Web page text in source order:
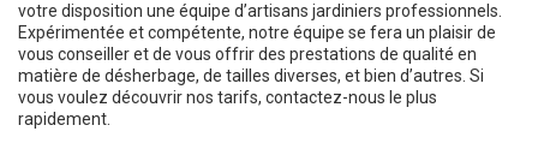
votre disposition une équipe d’artisans jardiniers professionnels.
Expérimentée et compétente, notre équipe se fera un plaisir de
vous conseiller et de vous offrir des prestations de qualité en
matière de désherbage, de tailles diverses, et bien d’autres. Si
vous voulez découvrir nos tarifs, contactez-nous le plus
rapidement.